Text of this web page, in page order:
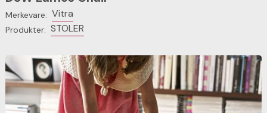
Merkevare: Vitra
Produkter: STOLER